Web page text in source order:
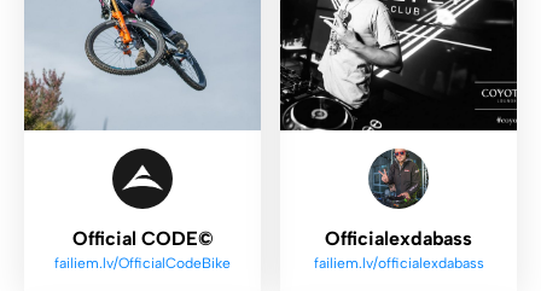
Official CODE©
failiem.lv/OfficialCodeBike
Officialexdabass
failiem.lv/officialexdabass